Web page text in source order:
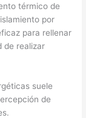
térmico de
por
para rellenar
de realizar
suele
de